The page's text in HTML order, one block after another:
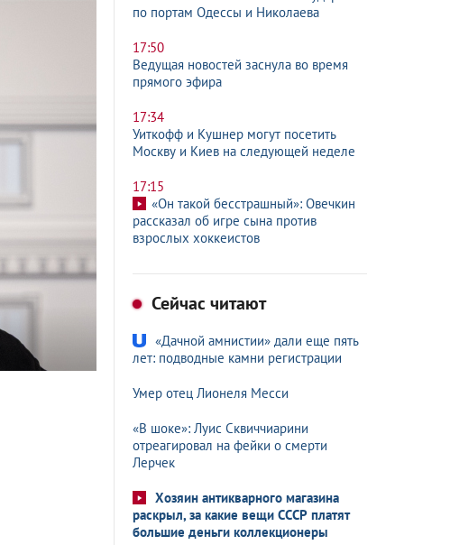
по портам Одессы и Николаева
17:50
Ведущая новостей заснула во время
прямого эфира
17:34
Уиткофф и Кушнер могут посетить
Москву и Киев на следующей неделе
17:15
«Он такой бесстрашный»: Овечкин
рассказал об игре сына против
взрослых хоккеистов
Сейчас читают
«Дачной амнистии» дали еще пять
лет: подводные камни регистрации
Умер отец Лионеля Месси
«В шоке»: Луис Сквиччиарини
отреагировал на фейки о смерти
Лерчек
Хозяин антикварного магазина
раскрыл, за какие вещи СССР платят
большие деньги коллекционеры